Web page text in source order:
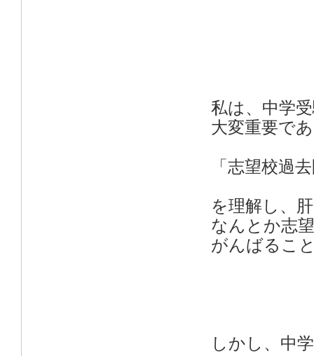
私は、中学
大変重要で
「志望校過
を理解し、
なんとか志
がんばるこ
しかし、中